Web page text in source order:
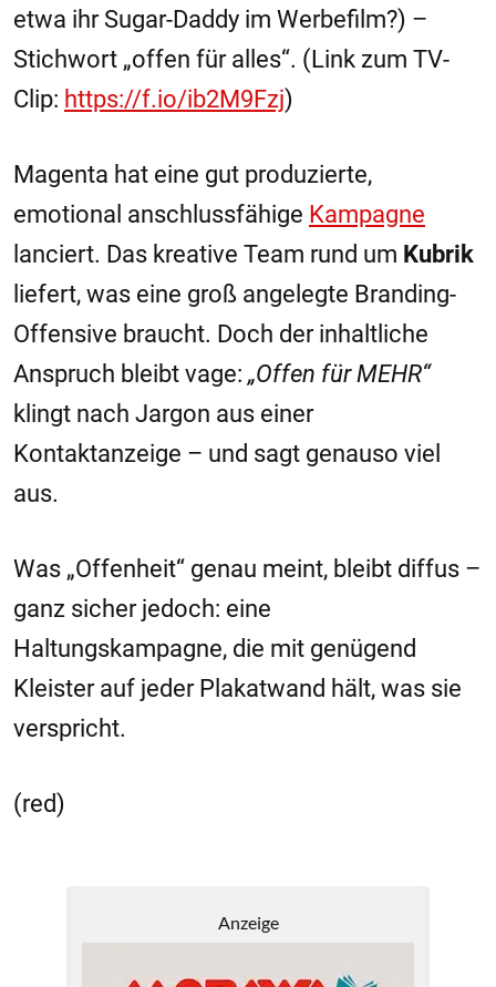
etwa ihr Sugar-Daddy im Werbefilm?) –
Stichwort „offen für alles“. (Link zum TV-
Clip: https://f.io/ib2M9Fzj)
Magenta hat eine gut produzierte,
emotional anschlussfähige Kampagne
lanciert. Das kreative Team rund um Kubrik
liefert, was eine groß angelegte Branding-
Offensive braucht. Doch der inhaltliche
Anspruch bleibt vage: „Offen für MEHR“
klingt nach Jargon aus einer
Kontaktanzeige – und sagt genauso viel
aus.
Was „Offenheit“ genau meint, bleibt diffus –
ganz sicher jedoch: eine
Haltungskampagne, die mit genügend
Kleister auf jeder Plakatwand hält, was sie
verspricht.
(red)
Anzeige